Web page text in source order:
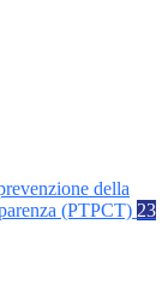
della
(PTPCT) 23